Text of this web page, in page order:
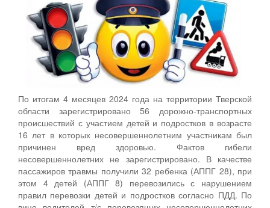
По итогам 4 месяцев 2024 года на территории Тверской
области зарегистрировано 56 дорожно-транспортных
происшествий с участием детей и подростков в возрасте
16 лет в которых несовершеннолетним участникам был
причинен вред здоровью. Фактов гибели
несовершеннолетних не зарегистрировано. В качестве
пассажиров травмы получили 32 ребенка (АППГ 28), при
этом 4 детей (АППГ 8) перевозились с нарушением
правил перевозки детей и подростков согласно ПДД. По